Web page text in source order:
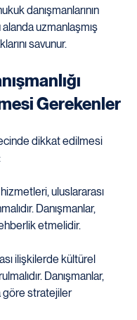
danışmanlarının
uzmanlaşmış
savunur.
Gerekenler
dikkat edilmesi
hizmetleri, uluslararası
Danışmanlar,
etmelidir.
ilişkilerde kültürel
Danışmanlar,
göre stratejiler